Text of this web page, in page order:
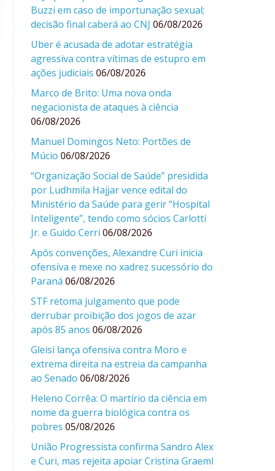
Buzzi em caso de importunação sexual;
decisão final caberá ao CNJ 06/08/2026
Uber é acusada de adotar estratégia
agressiva contra vítimas de estupro em
ações judiciais 06/08/2026
Marco de Brito: Uma nova onda
negacionista de ataques à ciência
06/08/2026
Manuel Domingos Neto: Portões de
Múcio 06/08/2026
“Organização Social de Saúde” presidida
por Ludhmila Hajjar vence edital do
Ministério da Saúde para gerir “Hospital
Inteligente”, tendo como sócios Carlotti
Jr. e Guido Cerri 06/08/2026
Após convenções, Alexandre Curi inicia
ofensiva e mexe no xadrez sucessório do
Paraná 06/08/2026
STF retoma julgamento que pode
derrubar proibição dos jogos de azar
após 85 anos 06/08/2026
Gleisi lança ofensiva contra Moro e
extrema direita na estreia da campanha
ao Senado 06/08/2026
Heleno Corrêa: O martírio da ciência em
nome da guerra biológica contra os
pobres 05/08/2026
União Progressista confirma Sandro Alex
e Curi, mas rejeita apoiar Cristina Graeml